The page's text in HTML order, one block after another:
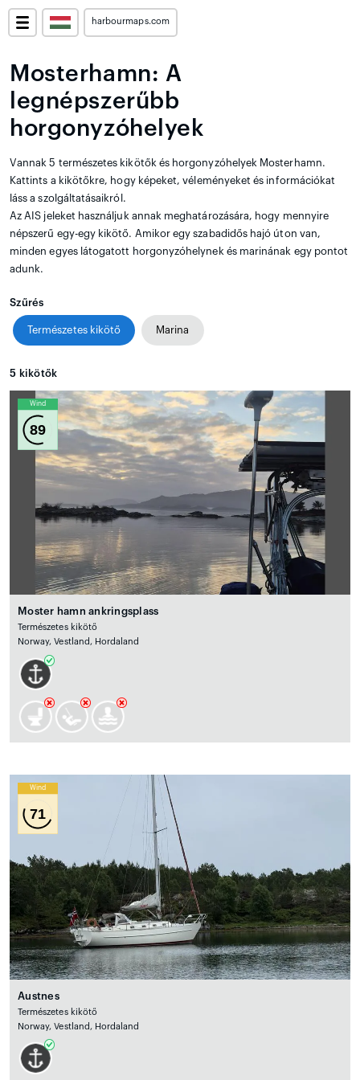
harbourmaps.com
Mosterhamn: A
legnépszerűbb
horgonyzóhelyek
Vannak 5 természetes kikötők és horgonyzóhelyek Mosterhamn.
Kattints a kikötőkre, hogy képeket, véleményeket és információkat
láss a szolgáltatásaikról.
Az AIS jeleket használjuk annak meghatározására, hogy mennyire
népszerű egy-egy kikötő. Amikor egy szabadidős hajó úton van,
minden egyes látogatott horgonyzóhelynek és marinának egy pontot
adunk.
Szűrés
Természetes kikötő Marina
5 kikötők
Wind
89
Moster hamn ankringsplass
Természetes kikötő
Norway, Vestland, Hordaland
Wind
71
Austnes
Természetes kikötő
Norway, Vestland, Hordaland